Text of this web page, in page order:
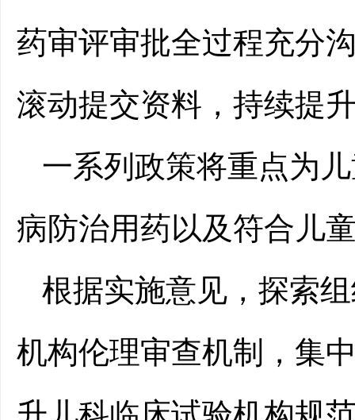
药审评审批全过程充分
滚动提交资料，持续提
一系列政策将重点为
病防治用药以及符合儿
根据实施意见，探索
机构伦理审查机制，集